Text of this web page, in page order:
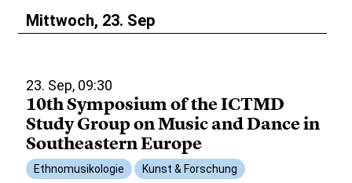
Mittwoch, 23. Sep
23. Sep, 09:30
10th Symposium of the ICTMD
Study Group on Music and Dance in
Southeastern Europe
Ethnomusikologie Kunst & Forschung